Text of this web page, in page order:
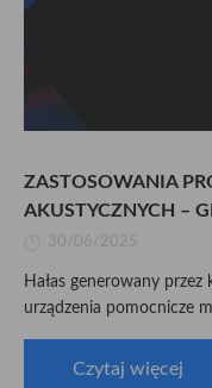
ZASTOSOWANIA
AKUSTYCZNYCH –
30/06/2025
Hałas generowany
urządzenia pomocnicze
Czytaj więcej